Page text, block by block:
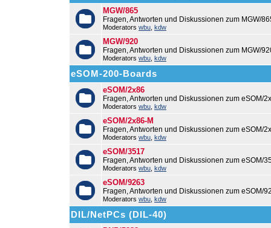
MGW/865
Fragen, Antworten und Diskussionen zum MGW/
Moderators wbu kdw
MGW/920
Fragen, Antworten und Diskussionen zum MGW/
Moderators wbu kdw
eSOM-200-Boards
eSOM/2x86
Fragen, Antworten und Diskussionen zum eSOM/
Moderators wbu kdw
eSOM/2x86-M
Fragen, Antworten und Diskussionen zum eSOM/
Moderators wbu kdw
eSOM/3517
Fragen, Antworten und Diskussionen zum eSOM/
Moderators wbu kdw
eSOM/9263
Fragen, Antworten und Diskussionen zum eSOM/
Moderators wbu kdw
DIL/NetPCs (DIL-40)